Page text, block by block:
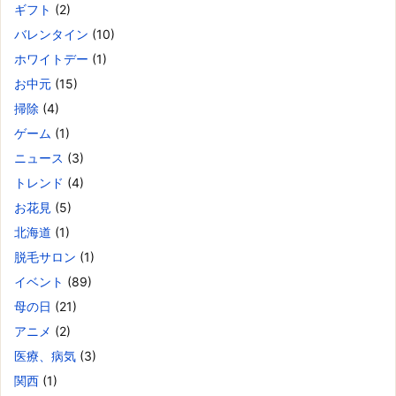
ギフト (2)
バレンタイン (10)
ホワイトデー (1)
お中元 (15)
掃除 (4)
ゲーム (1)
ニュース (3)
トレンド (4)
お花見 (5)
北海道 (1)
脱毛サロン (1)
イベント (89)
母の日 (21)
アニメ (2)
医療、病気 (3)
関西 (1)